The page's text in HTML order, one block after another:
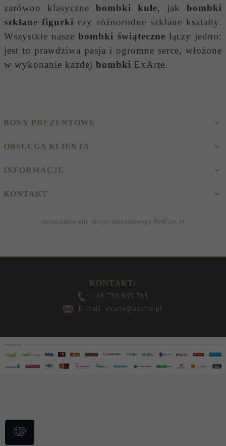
zarówno klasyczne bombki kule, jak bombki
szklane figurki czy różnorodne szklane kształty.
Wszystkie naszebombki świąteczne łączy jedno:
jest to prawdziwa pasja i ogromne serce, włożone
w wykonanie każdej bombki ExArte.
BONY PREZENTOWE
OBSŁUGA KLIENTA
INFORMACJE
KONTAKT
oprogramowanie sklepu internetowego RedCart.pl
KONTAKT:
+48 739 035 785
E-mail: exarte@exarte.pl